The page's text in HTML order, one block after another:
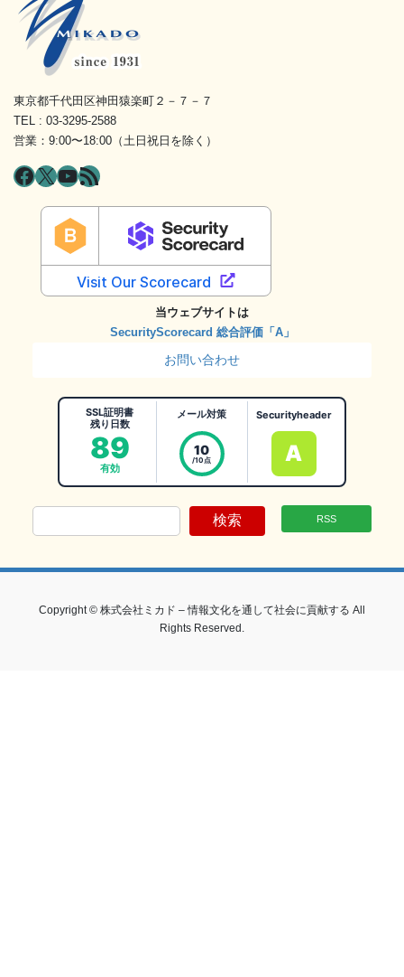
東京都千代田区神田猿楽町２－７－７
TEL : 03-3295-2588
営業：9:00〜18:00（土日祝日を除く）
Facebook
X YouTube
RSS フィード
当ウェブサイトは
SecurityScorecard 総合評価「A」
お問い合わせ
SSL証明書
残り日数
89
有効
メール対策
10
/10点
Securityheader
A
検索 RSS
Copyright © 株式会社ミカド – 情報文化を通して社会に貢献する All
Rights Reserved.